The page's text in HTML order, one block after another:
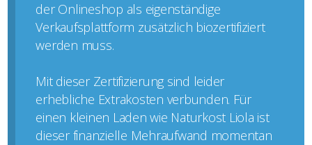
der Onlineshop als eigenständige
Verkaufsplattform zusätzlich biozertifiziert
werden muss.
Mit dieser Zertifizierung sind leider
erhebliche Extrakosten verbunden. Für
einen kleinen Laden wie Naturkost Liola ist
dieser finanzielle Mehraufwand momentan